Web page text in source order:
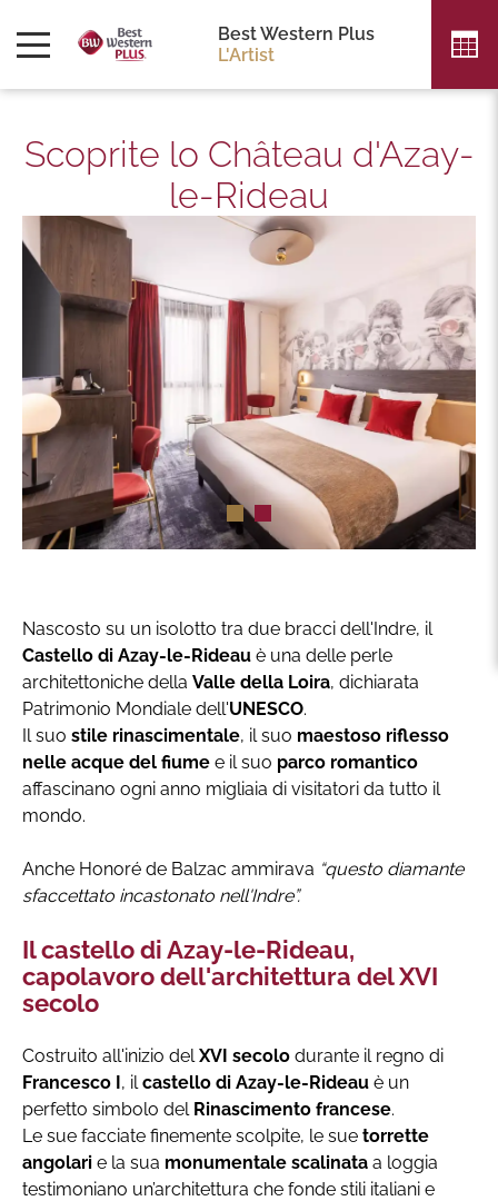
Best Western Plus
L'Artist
Scoprite lo Château d'Azay-
le-Rideau
Nascosto su un isolotto tra due bracci dell'Indre, il
Castello di Azay-le-Rideau è una delle perle
architettoniche della Valle della Loira, dichiarata
Patrimonio Mondiale dell'UNESCO.
Il suo stile rinascimentale, il suo maestoso riflesso
nelle acque del fiume e il suo parco romantico
affascinano ogni anno migliaia di visitatori da tutto il
mondo.
Anche Honoré de Balzac ammirava “questo diamante
sfaccettato incastonato nell'Indre”.
Il castello di Azay-le-Rideau,
capolavoro dell'architettura del XVI
secolo
Costruito all'inizio delXVI secolo durante il regno di
Francesco I, ilcastello di Azay-le-Rideau è un
perfetto simbolo del Rinascimento francese.
Le sue facciate finemente scolpite, le sue torrette
angolari e la sua monumentale scalinata a loggia
testimoniano un’architettura che fonde stili italiani e